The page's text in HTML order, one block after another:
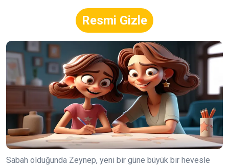
Resmi Gizle
Sabah olduğunda Zeynep, yeni bir güne büyük bir hevesle